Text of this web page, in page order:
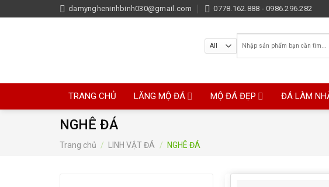
to
damyngheninhbinh030@gmail.com 0778.162.888 - 0986.296.282
Tìm
kiếm:
TRANG CHỦ LĂNG MỘ ĐÁ MỘ ĐÁ ĐẸP ĐÁ LÀM
NGHÊ ĐÁ
Trang chủ / LINH VẬT ĐÁ / NGHÊ ĐÁ